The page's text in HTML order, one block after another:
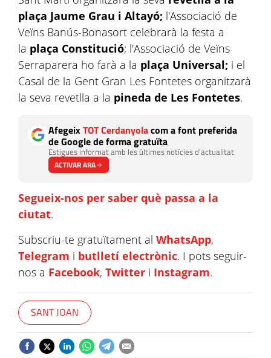
plaça Jaume Grau i Altayó; l'Associació de
Veïns Banús-Bonasort celebrarà la festa a
la plaça Constitució; l'Associació de Veïns
Serraparera ho farà a la plaça Universal; i el
Casal de la Gent Gran Les Fontetes organitzarà
la seva revetlla a la pineda de Les Fontetes.
AfegeixTOT Cerdanyolacom a font preferida
de Google de forma gratuïta
Estigues informat amb les últimes notícies d'actualitat
ACTIVAR ARA
Segueix-nos per saber què passa a la
ciutat.
Subscriu-te gratuïtament al WhatsApp,
Telegram i butlletí electrònic. I pots seguir-
nos a Facebook, Twitter i Instagram.
SANT JOAN